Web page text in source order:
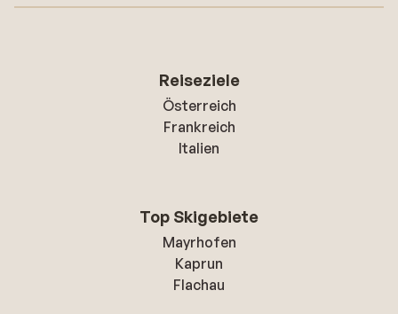
Reiseziele
Österreich
Frankreich
Italien
Top Skigebiete
Mayrhofen
Kaprun
Flachau